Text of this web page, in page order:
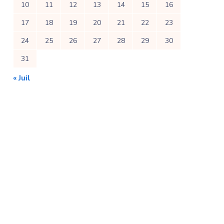
10 11 12 13 14 15
16
17
18 19 20 21 22
23
24
25 26 27 28 29
30
31
« Juil